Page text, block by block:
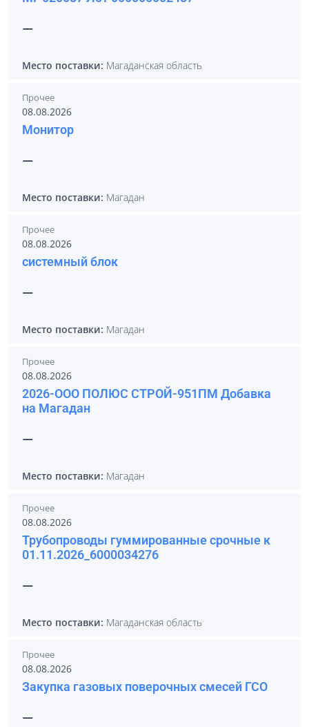
—
Место поставки: Магаданская область
Прочее
08.08.2026
Монитор
—
Место поставки: Магадан
Прочее
08.08.2026
системный блок
—
Место поставки: Магадан
Прочее
08.08.2026
2026-ООО ПОЛЮС СТРОЙ-951ПМ Добавка
на Магадан
—
Место поставки: Магадан
Прочее
08.08.2026
Трубопроводы гуммированные срочные к
01.11.2026_6000034276
—
Место поставки: Магаданская область
Прочее
08.08.2026
Закупка газовых поверочных смесей ГСО
—